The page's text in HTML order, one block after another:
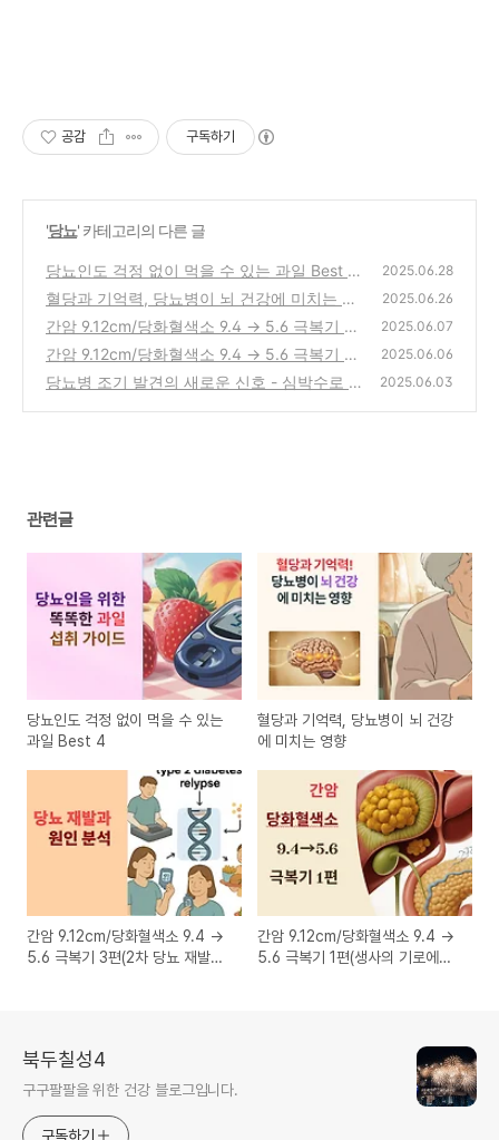
공감 구독하기
'당뇨' 카테고리의 다른 글
당뇨인도 걱정 없이 먹을 수 있는 과일 Best 4
(0)
2025.06.28
혈당과 기억력, 당뇨병이 뇌 건강에 미치는 영
향
(0)
2025.06.26
간암 9.12cm/당화혈색소 9.4 → 5.6 극복기 3
편(2차 당뇨 재발과 그 원인 분석)
(0)
2025.06.07
간암 9.12cm/당화혈색소 9.4 → 5.6 극복기 1
편(생사의 기로에서 만난 간암, 그리고 희망)
2025.06.06
당뇨병 조기 발견의 새로운 신호 - 심박수로 건
2025.06.03
관련글
당뇨인도 걱정 없이 먹을 수 있는
과일 Best 4
혈당과 기억력, 당뇨병이 뇌 건강
에 미치는 영향
간암 9.12cm/당화혈색소 9.4 →
5.6 극복기 3편(2차 당뇨 재발과
간암 9.12cm/당화혈색소 9.4 →
5.6 극복기 1편(생사의 기로에서
북두칠성4
구구팔팔을 위한 건강 블로그입니다.
구독하기